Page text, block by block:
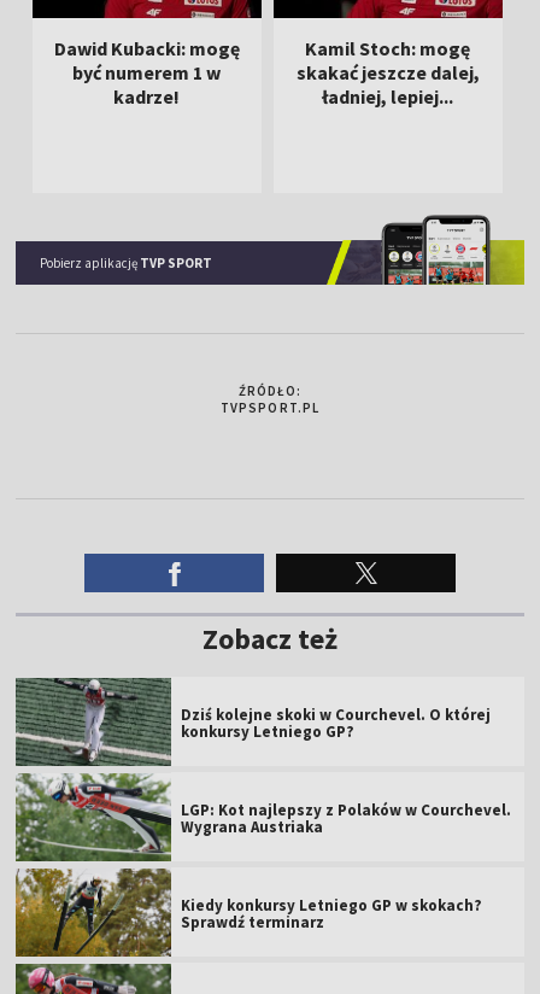
Dawid Kubacki: mogę
być numerem 1 w
kadrze!
Kamil Stoch: mogę
skakać jeszcze dalej,
ładniej, lepiej...
Pobierz aplikację TVP SPORT
ŹRÓDŁO:
TVPSPORT.PL
Zobacz też
Dziś kolejne skoki w Courchevel. O której
konkursy Letniego GP?
LGP: Kot najlepszy z Polaków w Courchevel.
Wygrana Austriaka
Kiedy konkursy Letniego GP w skokach?
Sprawdź terminarz